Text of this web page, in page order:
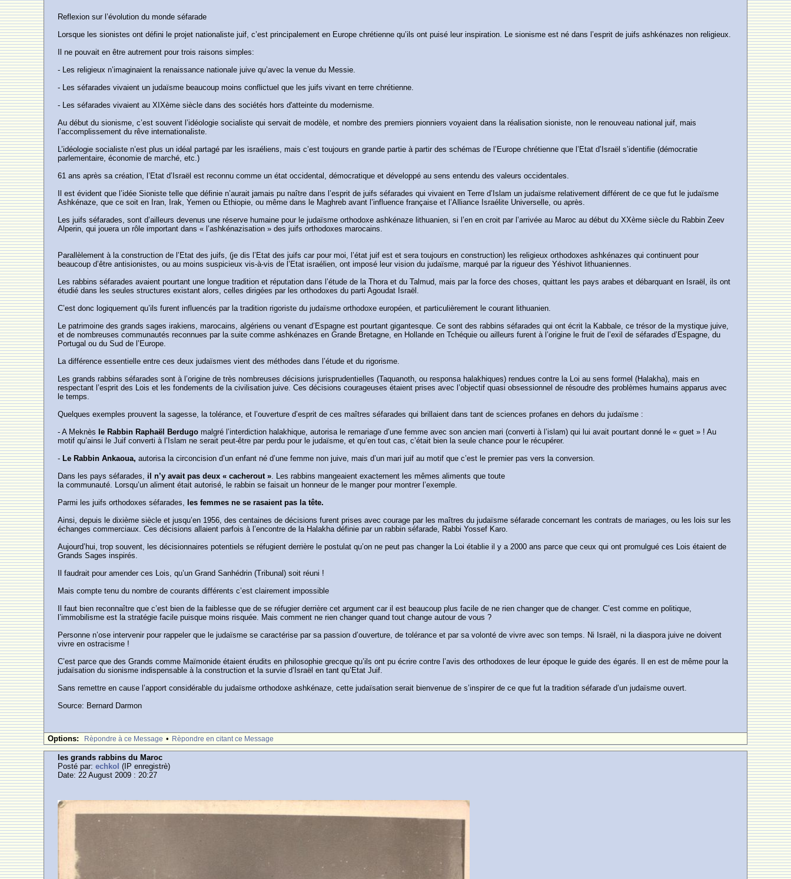
Reflexion sur l’évolution du monde séfarade
Lorsque les sionistes ont défini le projet nationaliste juif, c’est principalement en Europe chrétienne qu’ils ont puisé leur inspiration. Le sionisme est né dans l’esprit de juifs ashkénazes non religieux.
Il ne pouvait en être autrement pour trois raisons simples:
- Les religieux n’imaginaient la renaissance nationale juive qu’avec la venue du Messie.
- Les séfarades vivaient un judaïsme beaucoup moins conflictuel que les juifs vivant en terre chrétienne.
- Les séfarades vivaient au XIXème siècle dans des sociétés hors d'atteinte du modernisme.
Au début du sionisme, c’est souvent l’idéologie socialiste qui servait de modèle, et nombre des premiers pionniers voyaient dans la réalisation sioniste, non le renouveau national juif, mais
l’accomplissement du rêve internationaliste.
L’idéologie socialiste n’est plus un idéal partagé par les israéliens, mais c’est toujours en grande partie à partir des schémas de l’Europe chrétienne que l’Etat d’Israël s’identifie (démocratie
parlementaire, économie de marché, etc.)
61 ans après sa création, l’Etat d’Israël est reconnu comme un état occidental, démocratique et développé au sens entendu des valeurs occidentales.
Il est évident que l’idée Sioniste telle que définie n’aurait jamais pu naître dans l’esprit de juifs séfarades qui vivaient en Terre d’Islam un judaïsme relativement différent de ce que fut le judaïsme
Ashkénaze, que ce soit en Iran, Irak, Yemen ou Ethiopie, ou même dans le Maghreb avant l’influence française et l’Alliance Israélite Universelle, ou après.
Les juifs séfarades, sont d’ailleurs devenus une réserve humaine pour le judaïsme orthodoxe ashkénaze lithuanien, si l’en en croit par l’arrivée au Maroc au début du XXème siècle du Rabbin Zeev
Alperin, qui jouera un rôle important dans « l’ashkénazisation » des juifs orthodoxes marocains.
Parallèlement à la construction de l’Etat des juifs, (je dis l’Etat des juifs car pour moi, l’état juif est et sera toujours en construction) les religieux orthodoxes ashkénazes qui continuent pour
beaucoup d’être antisionistes, ou au moins suspicieux vis-à-vis de l’Etat israélien, ont imposé leur vision du judaïsme, marqué par la rigueur des Yéshivot lithuaniennes.
Les rabbins séfarades avaient pourtant une longue tradition et réputation dans l’étude de la Thora et du Talmud, mais par la force des choses, quittant les pays arabes et débarquant en Israël, ils ont
étudié dans les seules structures existant alors, celles dirigées par les orthodoxes du parti Agoudat Israël.
C’est donc logiquement qu’ils furent influencés par la tradition rigoriste du judaïsme orthodoxe européen, et particulièrement le courant lithuanien.
Le patrimoine des grands sages irakiens, marocains, algériens ou venant d’Espagne est pourtant gigantesque. Ce sont des rabbins séfarades qui ont écrit la Kabbale, ce trésor de la mystique juive,
et de nombreuses communautés reconnues par la suite comme ashkénazes en Grande Bretagne, en Hollande en Tchéquie ou ailleurs furent à l’origine le fruit de l’exil de séfarades d’Espagne, du
Portugal ou du Sud de l’Europe.
La différence essentielle entre ces deux judaïsmes vient des méthodes dans l’étude et du rigorisme.
Les grands rabbins séfarades sont à l’origine de très nombreuses décisions jurisprudentielles (Taquanoth, ou responsa halakhiques) rendues contre la Loi au sens formel (Halakha), mais en
respectant l’esprit des Lois et les fondements de la civilisation juive. Ces décisions courageuses étaient prises avec l’objectif quasi obsessionnel de résoudre des problèmes humains apparus avec
le temps.
Quelques exemples prouvent la sagesse, la tolérance, et l’ouverture d’esprit de ces maîtres séfarades qui brillaient dans tant de sciences profanes en dehors du judaïsme :
- A Meknès le Rabbin Raphaël Berdugomalgré l’interdiction halakhique, autorisa le remariage d’une femme avec son ancien mari (converti à l’islam) qui lui avait pourtant donné le « guet » ! Au
motif qu’ainsi le Juif converti à l’Islam ne serait peut-être par perdu pour le judaïsme, et qu’en tout cas, c’était bien la seule chance pour le récupérer.
- Le Rabbin Ankaoua, autorisa la circoncision d’un enfant né d’une femme non juive, mais d’un mari juif au motif que c’est le premier pas vers la conversion.
Dans les pays séfarades, il n’y avait pas deux « cacherout ». Les rabbins mangeaient exactement les mêmes aliments que toute
la communauté. Lorsqu’un aliment était autorisé, le rabbin se faisait un honneur de le manger pour montrer l’exemple.
Parmi les juifs orthodoxes séfarades, les femmes ne se rasaient pas la tête.
Ainsi, depuis le dixième siècle et jusqu’en 1956, des centaines de décisions furent prises avec courage par les maîtres du judaïsme séfarade concernant les contrats de mariages, ou les lois sur les
échanges commerciaux. Ces décisions allaient parfois à l’encontre de la Halakha définie par un rabbin séfarade, Rabbi Yossef Karo.
Aujourd’hui, trop souvent, les décisionnaires potentiels se réfugient derrière le postulat qu’on ne peut pas changer la Loi établie il y a 2000 ans parce que ceux qui ont promulgué ces Lois étaient de
Grands Sages inspirés.
Il faudrait pour amender ces Lois, qu’un Grand Sanhédrin (Tribunal) soit réuni !
Mais compte tenu du nombre de courants différents c’est clairement impossible
Il faut bien reconnaître que c’est bien de la faiblesse que de se réfugier derrière cet argument car il est beaucoup plus facile de ne rien changer que de changer. C’est comme en politique,
l’immobilisme est la stratégie facile puisque moins risquée. Mais comment ne rien changer quand tout change autour de vous ?
Personne n’ose intervenir pour rappeler que le judaïsme se caractérise par sa passion d’ouverture, de tolérance et par sa volonté de vivre avec son temps. Ni Israël, ni la diaspora juive ne doivent
vivre en ostracisme !
C’est parce que des Grands comme Maïmonide étaient érudits en philosophie grecque qu’ils ont pu écrire contre l’avis des orthodoxes de leur époque le guide des égarés. Il en est de même pour la
judaïsation du sionisme indispensable à la construction et la survie d’Israël en tant qu’Etat Juif.
Sans remettre en cause l’apport considérable du judaïsme orthodoxe ashkénaze, cette judaïsation serait bienvenue de s’inspirer de ce que fut la tradition séfarade d’un judaïsme ouvert.
Source: Bernard Darmon
Options: Rèpondre à ce Message • Rèpondre en citant ce Message
les grands rabbins du Maroc
Posté par:echkol (IP enregistrè)
Date: 22 August 2009 : 20:27